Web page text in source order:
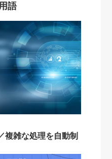
語
複雑な処理を自動制